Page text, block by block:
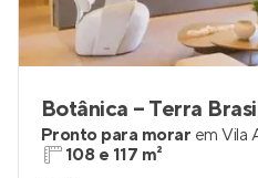
Botânica – Terra
Pronto para morar em Vila
108 e 117 m²